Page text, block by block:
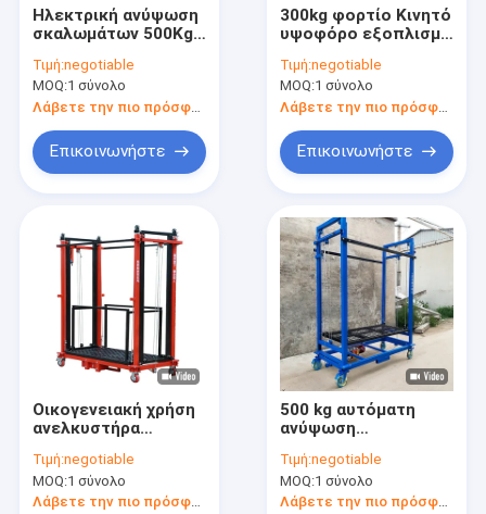
Ηλεκτρική ανύψωση
σκαλωμάτων 500Kg
κατασκευασμένο
από ατσάλινα
σωλήνες Ηλεκτρική
ανύψωση
σκαλωμάτων
Τιμή:negotiable
MOQ:1 σύνολο
Λάβετε την πιο πρόσφατη τιμή
Επικοινωνήστε
300kg φορτίο Κινητό
υψοφόρο εξοπλισμό
διακόσμηση
κατασκευών
Τιμή:negotiable
MOQ:1 σύνολο
Επικοινωνήστε
Οικογενειακή χρήση
ανελκυστήρα
τόνων με ηλεκτρική
πηγή ενέργειας
Τιμή:negotiable
MOQ:1 σύνολο
Λάβετε την πιο πρόσφατη τιμή
500 kg αυτόματη
ανύψωση
αποθήκη
Τιμή:negotiable
MOQ:1 σύνολο